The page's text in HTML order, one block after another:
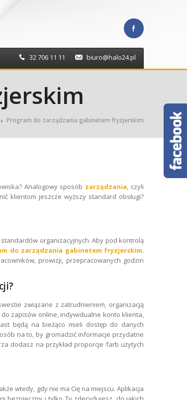
32 706 11 11 biuro@halo24.pl
Program do zarządzania gabinetem fryzjerskim
Analogowy sposób zarządzania, czyli
klientom jeszcze wyższy standard obsługi?
organizacyjnych. Aby pod kontrolą
do zarządzania gabinetem fryzjerskim.
prowizji, przepracowanych godzin
związane z zatrudnieniem, organizacją
zapisów online, indywidualne konto klienta,
będą na bieżąco mieli dostęp do danych
na to, by gromadzić informacje przydatne
dodasz na przykład proporcje farb użytych
wtedy, gdy nie ma Cię na miejscu. Aplikacja